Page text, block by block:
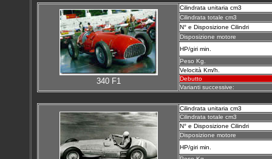
340 F1
Cilindrata unitaria cm3
Cilindrata totale cm3
N° e Disposizione Cilindri
Disposizione motore
HP/giri min.
Peso Kg.
Velocità Km/h.
Debutto
Varianti successive:
Cilindrata unitaria cm3
Cilindrata totale cm3
N° e Disposizione Cilindri
Disposizione motore
HP/giri min.